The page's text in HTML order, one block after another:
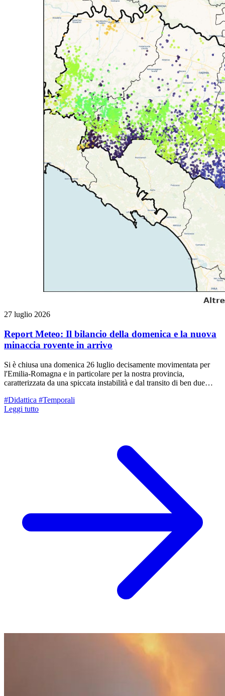
27 luglio 2026
Report Meteo: Il bilancio della domenica e la nuova
minaccia rovente in arrivo
Si è chiusa una domenica 26 luglio decisamente movimentata per
l'Emilia-Romagna e in particolare per la nostra provincia,
caratterizzata da una spiccata instabilità e dal transito di ben due
#Didattica #Temporali
Leggi tutto